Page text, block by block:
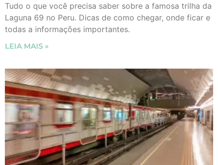
Tudo o que você precisa saber sobre a famosa trilha da
Laguna 69 no Peru. Dicas de como chegar, onde ficar e
todas a informações importantes.
LEIA MAIS »